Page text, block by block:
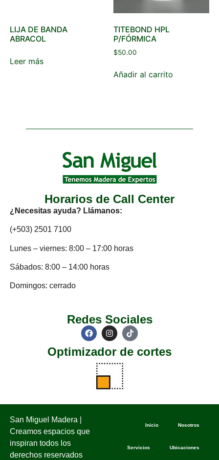
LIJA DE BANDA
ABRACOL
Leer más
TITEBOND HPL
P/FÓRMICA
$50.00
Añadir al carrito
Horarios de Call Center
¿Necesitas ayuda? Llámanos:
(+503) 2501 7100
Lunes – viernes: 8:00 – 17:00 horas
Sábados: 8:00 – 14:00 horas
Domingos: cerrado
Redes Sociales
Optimizador de cortes
San Miguel Madera |
Creamos espacios que
inspiran todos los
derechos reservados
Inicio Nosotros
Servicios Ubicaciones